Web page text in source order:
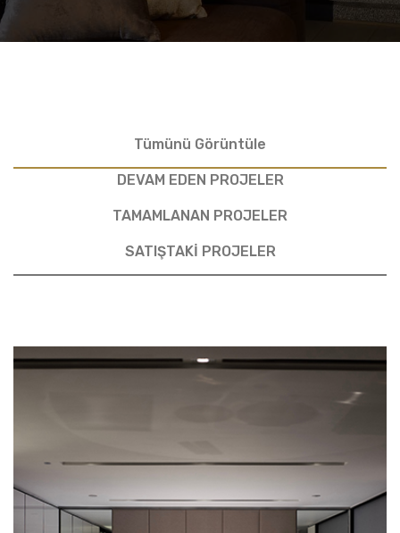
Tümünü Görüntüle
DEVAM EDEN PROJELER
TAMAMLANAN PROJELER
SATIŞTAKİ PROJELER